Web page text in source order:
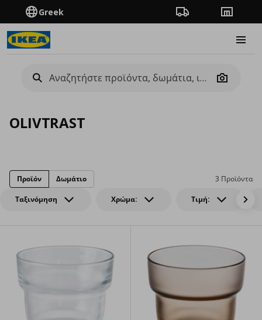
Greek Πορεία παραγγελίας
Camera
OLIVTRAST
Ταξινόμηση Χρώμα: Τιμή:
3 Προϊόντα
Προϊόν Δωμάτιο